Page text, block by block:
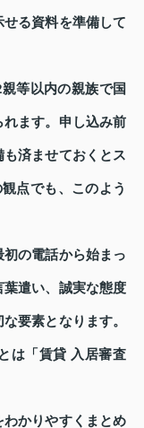
る資料を準備して
等以内の親族で国
ます。申し込み前
済ませておくとス
点でも、このよう
の電話から始まっ
遣い、誠実な態度
要素となります。
は「賃貸 入居審査
わかりやすくまとめ